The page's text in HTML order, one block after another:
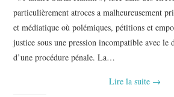
particulièrement atroces a malheureusement
et médiatique où polémiques, pétitions et
justice sous une pression incompatible avec le
d’une procédure pénale. La…
Lire la suite →